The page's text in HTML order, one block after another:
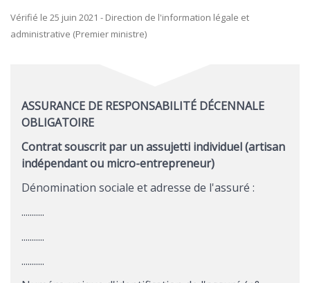
Vérifié le 25 juin 2021 - Direction de l'information légale et
administrative (Premier ministre)
ASSURANCE DE RESPONSABILITÉ DÉCENNALE
OBLIGATOIRE
Contrat souscrit par un assujetti individuel (artisan
indépendant ou micro-entrepreneur)
Dénomination sociale et adresse de l'assuré :
...........
...........
...........